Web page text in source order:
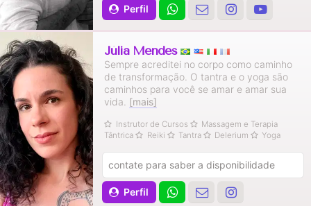
Perfil
Júlia Mendes
Sempre acreditei no corpo como caminho
de transformação. O tantra e o yoga são
caminhos para você se amar e amar sua
vida. [mais]
Instrutor de Cursos
Massagem e Terapia
Tântrica
Reiki Tantra Delerium Yoga
Perfil
contate para saber a disponibilidade